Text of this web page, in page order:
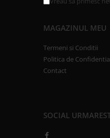
MAGAZINUL MEU
Termeni si Conditii
Politica de
Contact
SOCIAL